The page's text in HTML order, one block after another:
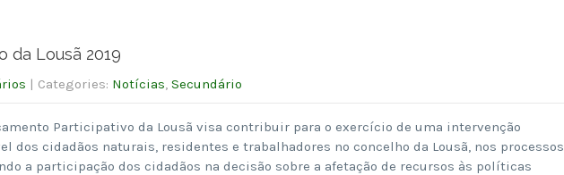
da Lousã 2019
| Categories: Notícias, Secundário
Participativo da Lousã visa contribuir para o exercício de uma intervenção
dos cidadãos naturais, residentes e trabalhadores no concelho da Lousã, nos processos
a participação dos cidadãos na decisão sobre a afetação de recursos às políticas